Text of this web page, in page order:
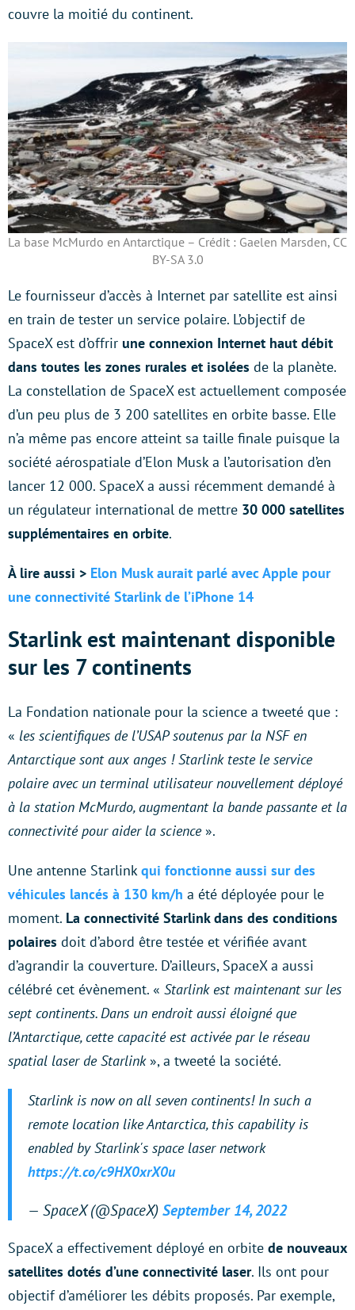
couvre la moitié du continent.
La base McMurdo en Antarctique – Crédit : Gaelen Marsden, CC
BY-SA 3.0
Le fournisseur d’accès à Internet par satellite est ainsi
en train de tester un service polaire. L’objectif de
SpaceX est d’offrir une connexion Internet haut débit
dans toutes les zones rurales et isolées de la planète.
La constellation de SpaceX est actuellement composée
d’un peu plus de 3 200 satellites en orbite basse. Elle
n’a même pas encore atteint sa taille finale puisque la
société aérospatiale d’Elon Musk a l’autorisation d’en
lancer 12 000. SpaceX a aussi récemment demandé à
un régulateur international de mettre 30 000 satellites
supplémentaires en orbite.
À lire aussi > Elon Musk aurait parlé avec Apple pour
une connectivité Starlink de l’iPhone 14
Starlink est maintenant disponible
sur les 7 continents
La Fondation nationale pour la science a tweeté que :
« les scientifiques de l’USAP soutenus par la NSF en
Antarctique sont aux anges ! Starlink teste le service
polaire avec un terminal utilisateur nouvellement déployé
à la station McMurdo, augmentant la bande passante et la
connectivité pour aider la science».
Une antenne Starlinkqui fonctionne aussi sur des
véhicules lancés à 130 km/h a été déployée pour le
moment. La connectivité Starlink dans des conditions
polaires doit d’abord être testée et vérifiée avant
d’agrandir la couverture. D’ailleurs, SpaceX a aussi
célébré cet évènement. « Starlink est maintenant sur les
sept continents. Dans un endroit aussi éloigné que
l’Antarctique, cette capacité est activée par le réseau
spatial laser de Starlink», a tweeté la société.
Starlink is now on all seven continents! In such a
remote location like Antarctica, this capability is
enabled by Starlink's space laser network
https://t.co/c9HX0xrX0u
— SpaceX (@SpaceX) September 14, 2022
SpaceX a effectivement déployé en orbite de nouveaux
satellites dotés d’une connectivité laser. Ils ont pour
objectif d’améliorer les débits proposés. Par exemple,